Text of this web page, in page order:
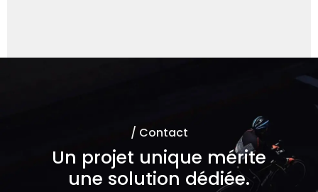
/ Contact
Un projet unique mérite
une solution dédiée.